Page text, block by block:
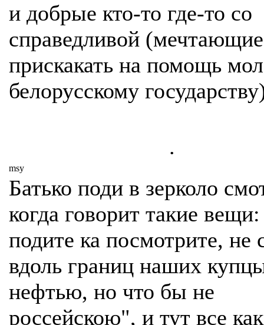
и добрые кто-то где-то со
справедливой (мечтающие
прискакать на помощь
белорусскому
.
msy
Батько поди в зерколо
когда говорит такие
подите ка посмотрите, не
вдоль границ наших
нефтью, но что бы не
россейскою", и тут все как